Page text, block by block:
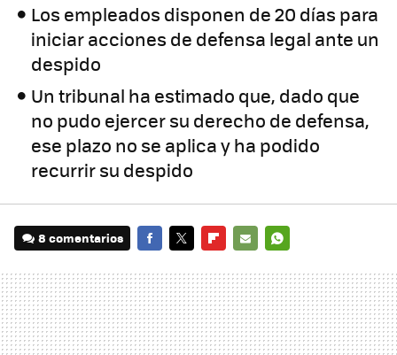
Los empleados disponen de 20 días para
iniciar acciones de defensa legal ante un
despido
Un tribunal ha estimado que, dado que
no pudo ejercer su derecho de defensa,
ese plazo no se aplica y ha podido
recurrir su despido
8 comentarios
MAIL